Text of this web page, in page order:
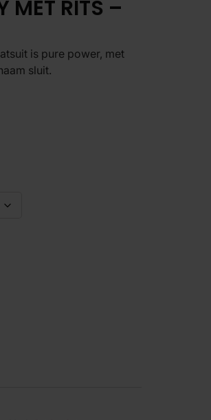
MET RITS –
is pure power, met
sluit.